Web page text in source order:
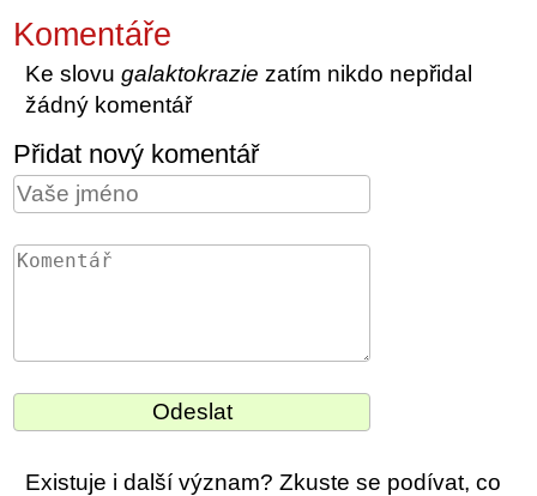
Komentáře
Ke slovugalaktokrazie zatím nikdo nepřidal
žádný komentář
Přidat nový komentář
Existuje i další význam? Zkuste se podívat, co